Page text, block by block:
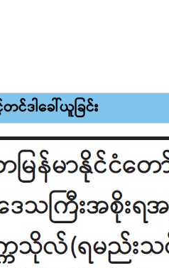
ါခေါ်ယူခြင်း
ါခေါ်ယူခြင်း